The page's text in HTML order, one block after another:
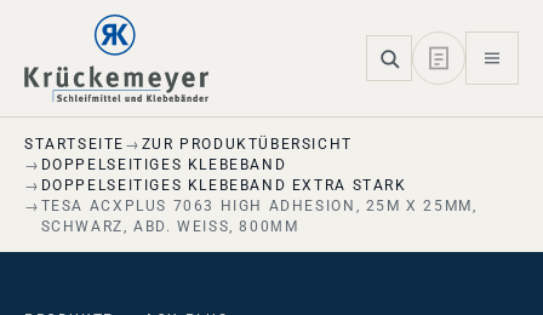
Skip to main navigation
Skip to main content
Skip to page footer
STARTSEITE
ZUR PRODUKTÜBERSICHT
DOPPELSEITIGES KLEBEBAND
DOPPELSEITIGES KLEBEBAND EXTRA STARK
TESA ACXPLUS 7063 HIGH ADHESION, 25M X 25MM,
SCHWARZ, ABD. WEISS, 800ΜM